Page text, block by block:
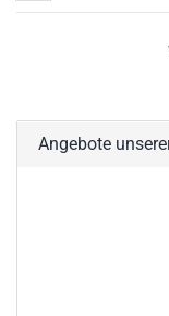
Angebote